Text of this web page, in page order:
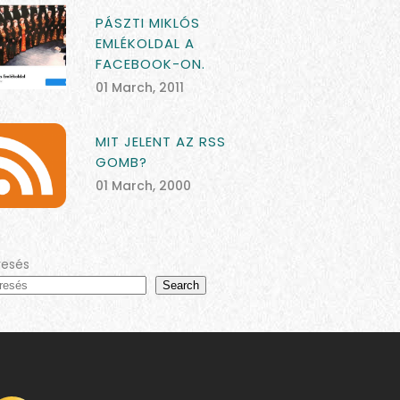
PÁSZTI MIKLÓS
EMLÉKOLDAL A
FACEBOOK-ON.
01 March, 2011
MIT JELENT AZ RSS
GOMB?
01 March, 2000
Search